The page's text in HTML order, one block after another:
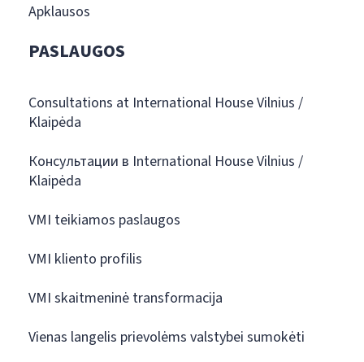
Apklausos
PASLAUGOS
Consultations at International House Vilnius /
Klaipėda
Консультации в International House Vilnius /
Klaipėda
VMI teikiamos paslaugos
VMI kliento profilis
VMI skaitmeninė transformacija
Vienas langelis prievolėms valstybei sumokėti